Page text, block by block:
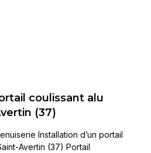
coulissant alu
(37)
Installation d’un portail
Avertin (37) Portail